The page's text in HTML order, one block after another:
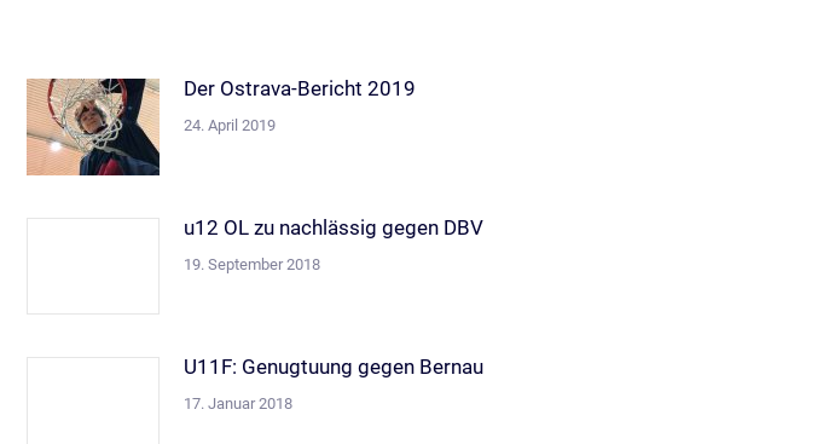
Der Ostrava-Bericht 2019
24. April 2019
u12 OL zu nachlässig gegen DBV
19. September 2018
U11F: Genugtuung gegen Bernau
17. Januar 2018